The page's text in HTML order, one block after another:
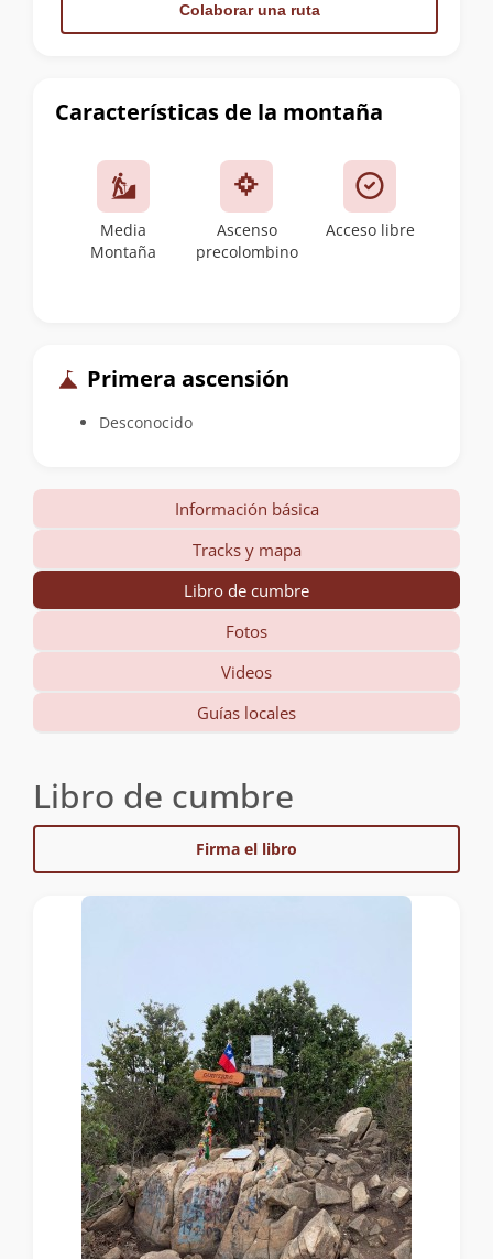
Características de la montaña
Media
Montaña
Ascenso
precolombino
Acceso libre
Primera ascensión
Desconocido
Colaborar una ruta
Información básica
Tracks y mapa
Libro de cumbre
Fotos
Videos
Guías locales
Libro de cumbre
Firma el libro